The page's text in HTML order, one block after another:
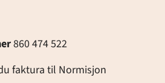
860 474 522
faktura til Normisjon